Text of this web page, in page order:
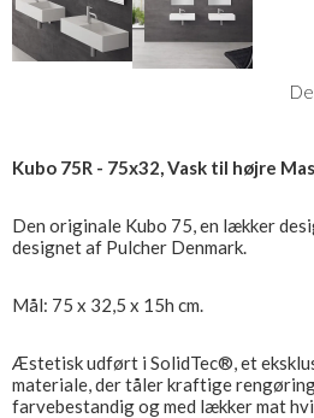
Kubo 75R - 75x32, Vask til højre
Den originale Kubo 75, en lækker
designet af Pulcher Denmark.
Mål: 75 x 32,5 x 15h cm.
Æstetisk udført i SolidTec®, et
materiale, der tåler kraftige
farvebestandig og med lækker mat